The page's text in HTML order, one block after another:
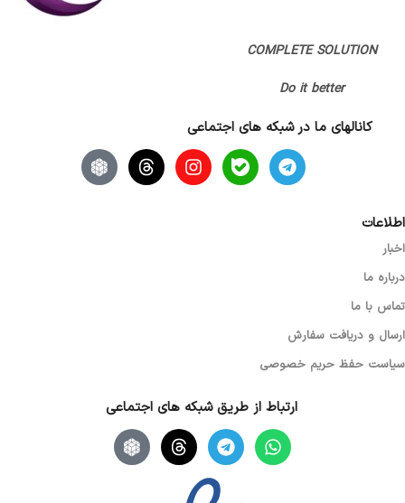
COMPLETE SOLUTION
Do it better
کانالهای ما در شبکه های اجتماعی
اطلاعات
اخبار
درباره ما
تماس با ما
ارسال و دریافت سفارش
سیاست حفظ حریم خصوصی
ارتباط از طریق شبکه های اجتماعی